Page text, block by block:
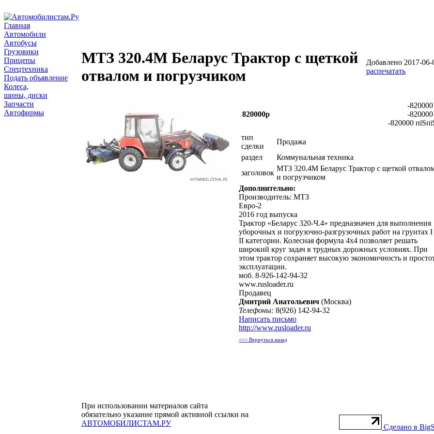
Главная
Автомобили
Автобусы
Грузовики
Прицепы
Спецтехника
Подать объявление
Колеса,
шины, диски
Запчасти
Автофирмы
МТЗ 320.4М Беларус Трактор с щеткой
отвалом и погрузчиком
Добавлено 2017-06-
распечатать
820000р
-
-
-820000
тип
сделки
Продажа
раздел
Коммунальная техника
заголовок
МТЗ 320.4М Беларус Трактор с щеткой
и погрузчиком
Дополнительно:
Производитель: МТЗ
Евро-2
2016 год выпуска
Трактор «Беларус 320-Ч.4» предназначен для выполнения
уборочных и погрузочно-разгрузочных работ на грунтах I
II категории. Колесная формула 4x4 позволяет решать
широкий круг задач в трудных дорожных условиях. При
этом трактор сохраняет высокую экономичность и
эксплуатации.
моб. 8-926-142-94-32
www.rusloader.ru
Продавец
Дмитрий Анатольевич (Москва)
Телефоны: 8(926) 142-94-32
Написать письмо
http://www.rusloader.ru
<<< Вернуться назад
При использовании материалов сайта
обязательно указание прямой активной ссылки на
АВТОМОБИЛИСТАМ.РУ
Сделано в